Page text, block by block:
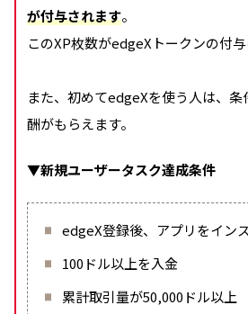
が付与されます。
このXP枚数がedgeXトークンの付与
また、初めてedgeXを使う人は、
酬がもらえます。
▼新規ユーザータスク達成条件
edgeX登録後、アプリをイン
100ドル以上を入金
累計取引量が50,000ドル以上